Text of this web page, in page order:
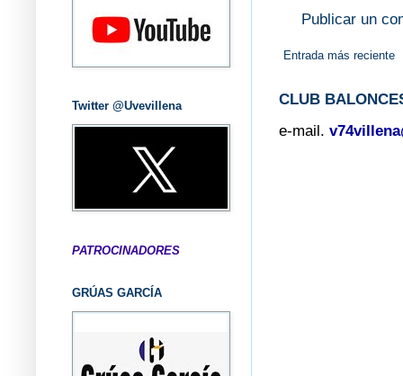
Publicar un
Entrada más reciente
CLUB
e-mail.
Twitter @Uvevillena
PATROCINADORES
GRÚAS GARCÍA